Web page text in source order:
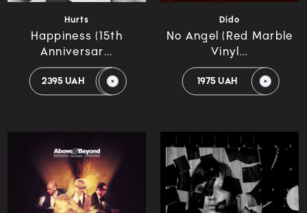
Hurts
Happiness (15th
Anniversar...
2395 UAH
Dido
No Angel (Red Marble
Vinyl...
1975 UAH